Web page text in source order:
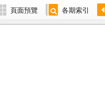
頁面預覽 各期索引